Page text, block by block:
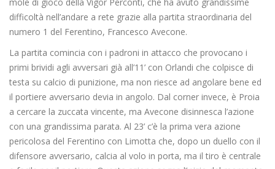
difficoltà nell’andare a rete grazie alla partita straordinaria del
numero 1 del Ferentino, Francesco Avecone.
La partita comincia con i padroni in attacco che provocano i
primi brividi agli avversari già all’11’ con Orlandi che colpisce di
testa su calcio di punizione, ma non riesce ad angolare bene ed
il portiere avversario devia in angolo. Dal corner invece, è Proia
a cercare la zuccata vincente, ma Avecone disinnesca l’azione
con una grandissima parata. Al 23’ c’è la prima vera azione
pericolosa del Ferentino con Limotta che, dopo un duello con il
difensore avversario, calcia al volo in porta, ma il tiro è centrale